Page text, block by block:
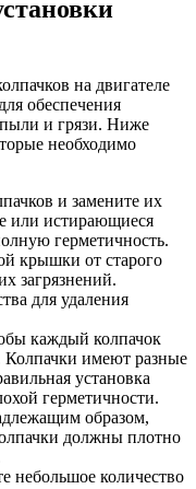
на двигателе
обеспечения
и грязи. Ниже
необходимо
и замените их
или истирающиеся
герметичность.
крышки от старого
загрязнений.
для удаления
каждый колпачок
Колпачки имеют разные
установка
герметичности.
образом,
должны плотно
небольшое количество